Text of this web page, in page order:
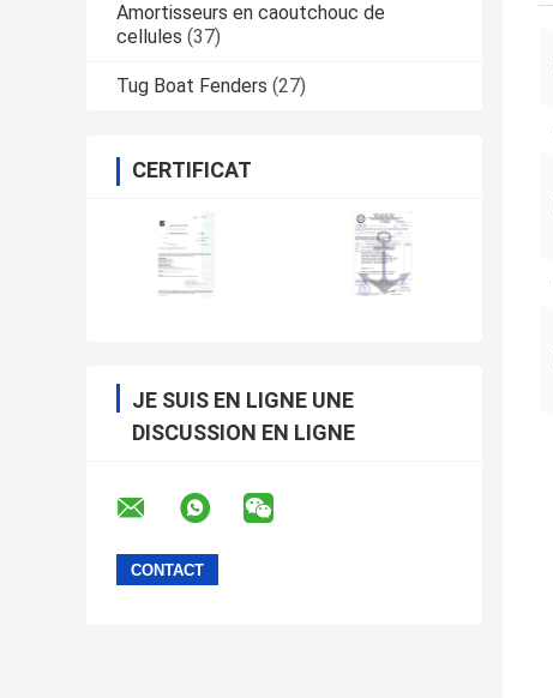
Amortisseurs en caoutchouc de
cellules (37)
Tug Boat Fenders (27)
CERTIFICAT
JE SUIS EN LIGNE UNE
DISCUSSION EN LIGNE